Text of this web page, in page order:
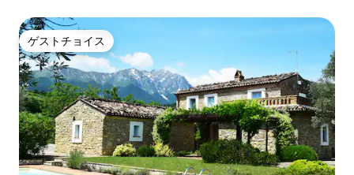
ゲストチョイス
ゲストチョイス